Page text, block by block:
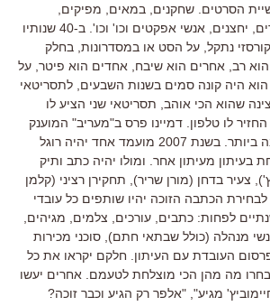
הסרטים. שחקנים, במאים, מפיקים,
עורכים, צלמים, מאפרים, יחצנים, אנשי אפקטים וכו' וכו'. ב-40 שנותיו
נתקל, על הסט או במסדרונות, בחלק
רב, אחרים הוא שיבח, אחדים הוא פיטר, על
היה קונה סמים בשנות השבעים, לתסריטאי
שהוא הכי אוהב, תסריטאי שני הציע לו
לו טלפון. דמיינו פרס ב"מעריב" המוענק
מדי שנה לכתבה הטובה ביותר. בשנת 2007 מועמד אחד יהיה רוגל
מעיתון אחר. ומולו יהיה כתב ותיק
צעיר בדחן (מורן שריר), תחקירן רציני (קלמן
הכתבה הזוכה יהיו שותפים כל עובדי
לפחות: כתבים, עורכים, צלמים, מגיהים,
מנהלה (כולל שבתאי חתם), סוכני מכירות
העובדת עם העיתון. חלקם יקראו את כל
מה מהן הכי מוצלחת לטעמם. אחרים יעשו
מגיע", "אלפר רק הגיע וכבר זוכה?